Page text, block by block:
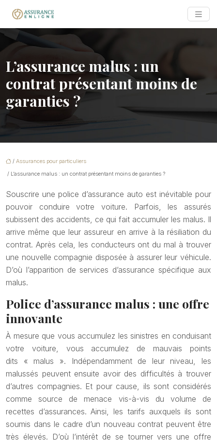
L’assurance malus : un
contrat présentant moins de
garanties ?
/ Assurances pour particuliers
/ L’assurance malus : un contrat présentant moins de garanties ?
Souscrire une police d’assurance auto est inévitable pour
pouvoir conduire votre voiture. Parfois, les assurés
subissent des accidents, ce qui fait accumuler les malus. Il
arrive même que leur assureur en arrive à la résiliation du
contrat. Après cela, les conducteurs ont du mal à trouver
une nouvelle compagnie disposée à assurer leur véhicule.
D’où l’apparition de services d’assurance spécifique aux
malus.
Police d’assurance malus : une offre
innovante
À mesure que vous accumulez les sinistres en conduisant
votre voiture, vous accumulez de mauvais points
dits « malus ». Indépendamment de leur niveau, les
malussés peuvent ensuite avoir des difficultés à trouver
d’autres compagnies. Et pour cause, ils sont considérés
comme source de menace vis-à-vis du volume de
recettes d’assurances. Ainsi, les tarifs auxquels ils sont
soumis dans le cadre d’un nouveau contrat peuvent être
très élevés. D’où l’intérêt de se tourner vers une offre